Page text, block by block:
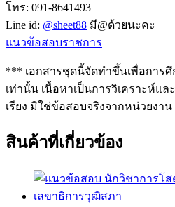
โทร: 091-8641493
Line id: @sheet88 มี@ด้วยนะคะ
แนวข้อสอบราชการ
*** เอกสารชุดนี้จัดทำขึ้นเพื่อการ
เท่านั้น เนื้อหาเป็นการวิเคราะห์แล
เรียง มิใช่ข้อสอบจริงจากหน่วยงา
สินค้าที่เกี่ยวข้อง